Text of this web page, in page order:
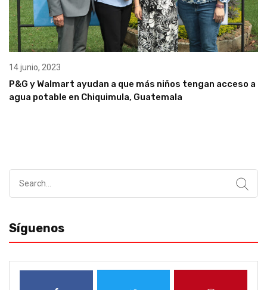
14 junio, 2023
P&G y Walmart ayudan a que más niños tengan acceso a
agua potable en Chiquimula, Guatemala
Síguenos